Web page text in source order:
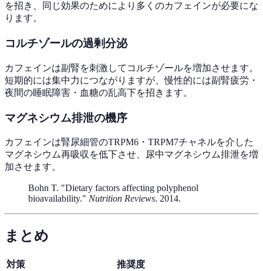
を招き、同じ効果のためにより多くのカフェインが必要にな
ります。
コルチゾールの過剰分泌
カフェインは副腎を刺激してコルチゾールを増加させます。
短期的には集中力につながりますが、慢性的には副腎疲労・
夜間の睡眠障害・血糖の乱高下を招きます。
マグネシウム排泄の機序
カフェインは腎尿細管のTRPM6・TRPM7チャネルを介した
マグネシウム再吸収を低下させ、尿中マグネシウム排泄を増
加させます。
Bohn T. "Dietary factors affecting polyphenol
bioavailability." Nutrition Reviews. 2014.
まとめ
対策
推奨度